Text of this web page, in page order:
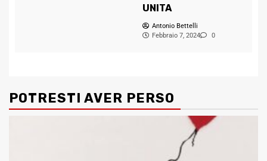
UNITA
Antonio Bettelli
Febbraio 7, 2024
0
POTRESTI AVER PERSO